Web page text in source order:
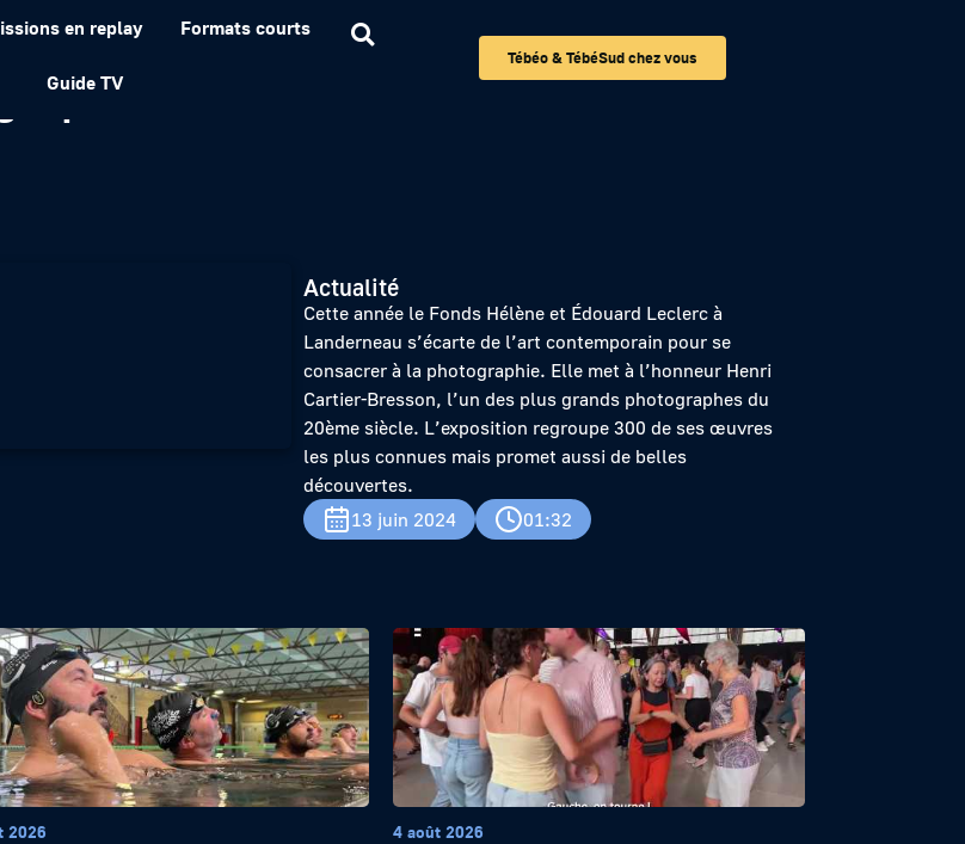
en replay Formats courts
Guide TV
Tébéo & TébéSud chez vous
Henri Cartier-Bresson à
Actualité
Cette année le Fonds Hélène et Édouard Leclerc à
Landerneau s’écarte de l’art contemporain pour se
consacrer à la photographie. Elle met à l’honneur Henri
Cartier-Bresson, l’un des plus grands photographes du
20ème siècle. L’exposition regroupe 300 de ses œuvres
les plus connues mais promet aussi de belles
découvertes.
13 juin 2024
01:32
2026 4 août 2026